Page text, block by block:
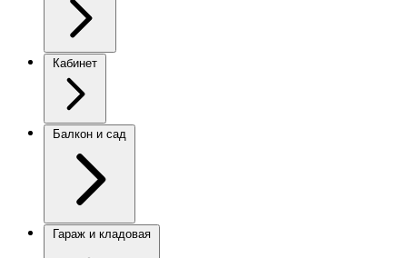
Кабинет
Балкон и сад
Гараж и кладовая